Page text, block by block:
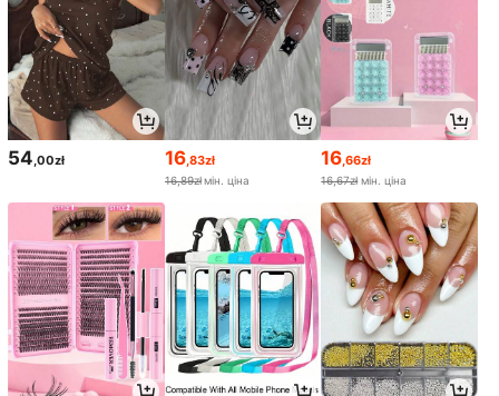
54,00zł 16,83zł
16,89złмін. ціна
16,66zł
16,67zł мін. ціна